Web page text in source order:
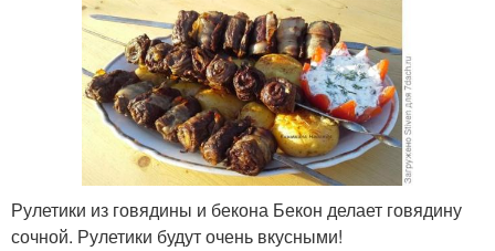
Рулетики из говядины и бекона Бекон делает говядину
сочной. Рулетики будут очень вкусными!